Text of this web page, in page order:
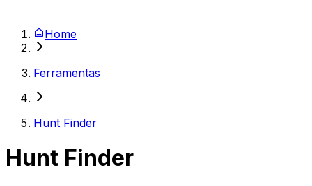
Home
Ferramentas
Hunt Finder
Hunt Finder